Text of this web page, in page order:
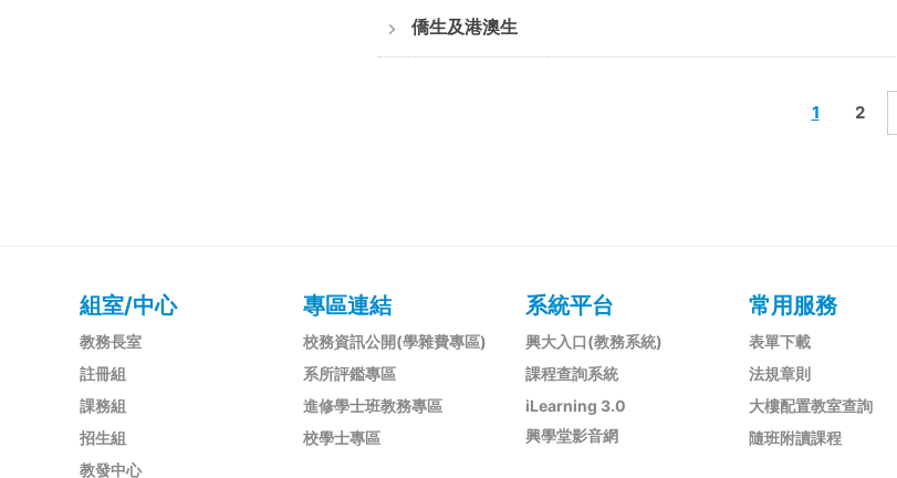
僑生及港澳生
1 2
組室/中心
教務長室
註冊組
課務組
招生組
教發中心
專區連結
校務資訊公開(學雜費專區)
系所評鑑專區
進修學士班教務專區
校學士專區
系統平台
興大入口(教務系統)
課程查詢系統
iLearning 3.0
興學堂影音網
常用服務
表單下載
法規章則
大樓配置教室查詢
隨班附讀課程